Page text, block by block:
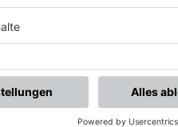
FC Phönix Mch
TSV Gaimersheim -: